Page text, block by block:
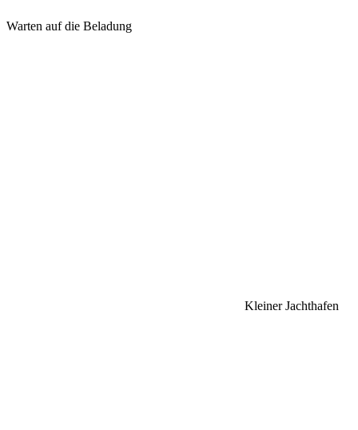
Warten auf die Beladung
Kleiner Jachthafen